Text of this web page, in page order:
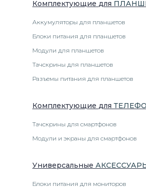
Комплектующие для
Аккумуляторы для планшетов
Блоки питания для планшетов
Модули для планшетов
Тачскрины для планшетов
Разъемы питания для планшетов
Комплектующие для
Тачскрины для смартфонов
Модули и экраны для смартфонов
Универсальные
Блоки питания для мониторов